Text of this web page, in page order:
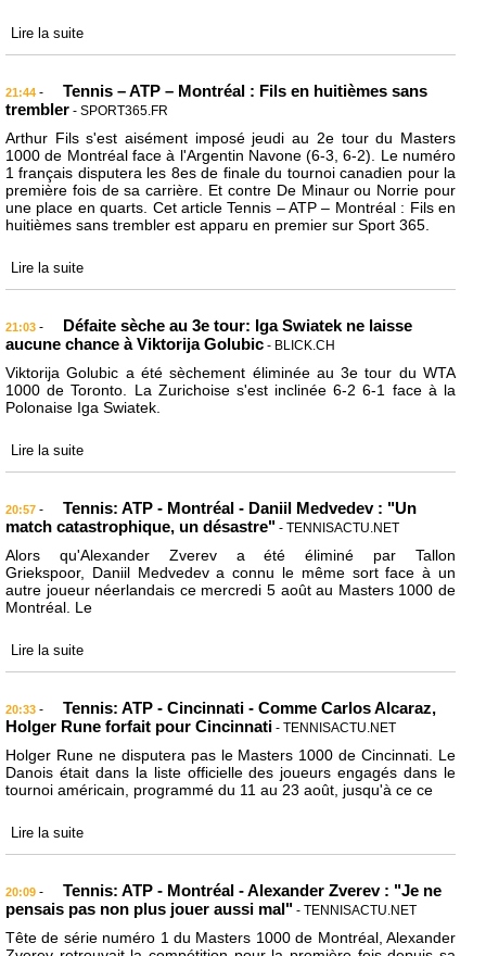
Lire la suite
21:44 -
Tennis – ATP – Montréal : Fils en huitièmes sans
trembler - SPORT365.FR
Arthur Fils s'est aisément imposé jeudi au 2e tour du Masters
1000 de Montréal face à l'Argentin Navone (6-3, 6-2). Le numéro
1 français disputera les 8es de finale du tournoi canadien pour la
première fois de sa carrière. Et contre De Minaur ou Norrie pour
une place en quarts. Cet article Tennis – ATP – Montréal : Fils en
huitièmes sans trembler est apparu en premier sur Sport 365.
Lire la suite
21:03 -
Défaite sèche au 3e tour: Iga Swiatek ne laisse
aucune chance à Viktorija Golubic - BLICK.CH
Viktorija Golubic a été sèchement éliminée au 3e tour du WTA
1000 de Toronto. La Zurichoise s'est inclinée 6-2 6-1 face à la
Polonaise Iga Swiatek.
Lire la suite
20:57 -
Tennis: ATP - Montréal - Daniil Medvedev : "Un
match catastrophique, un désastre" - TENNISACTU.NET
Alors qu'Alexander Zverev a été éliminé par Tallon
Griekspoor, Daniil Medvedev a connu le même sort face à un
autre joueur néerlandais ce mercredi 5 août au Masters 1000 de
Montréal. Le
Lire la suite
20:33 -
Tennis: ATP - Cincinnati - Comme Carlos Alcaraz,
Holger Rune forfait pour Cincinnati - TENNISACTU.NET
Holger Rune ne disputera pas le Masters 1000 de Cincinnati. Le
Danois était dans la liste officielle des joueurs engagés dans le
tournoi américain, programmé du 11 au 23 août, jusqu'à ce ce
Lire la suite
20:09 -
Tennis: ATP - Montréal - Alexander Zverev : "Je ne
pensais pas non plus jouer aussi mal" - TENNISACTU.NET
Tête de série numéro 1 du Masters 1000 de Montréal, Alexander